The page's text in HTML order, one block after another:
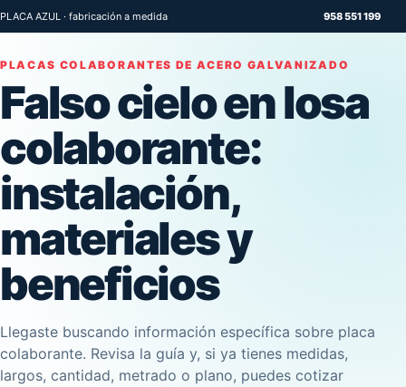
PLACA AZUL · fabricación a medida 958 551 199
PLACAS COLABORANTES DE ACERO GALVANIZADO
Falso cielo en losa
colaborante:
instalación,
materiales y
beneficios
Llegaste buscando información específica sobre placa
colaborante. Revisa la guía y, si ya tienes medidas,
largos, cantidad, metrado o plano, puedes cotizar